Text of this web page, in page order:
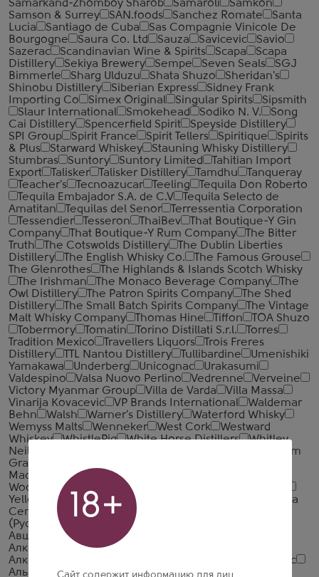
Samarkand-Zhomboy Sharob
Samaroli
Samkon
Samson & Surrey
SAN.foods Sanchez Romate
Santa
Lucia
Santiago de Cuba
Sas Compagnie Vinicole De
Bourgogne
Saura Co. Ltd Sauza Savicevic
Savio
Sazerac
Scandinavian Wine & Spirits Scapa
Scapa
Distillery
Sekiya Brewery Sempe Seven Seals
SGJ
Bimmerle
Sharg Ulduzu Shata Shuzo
Sheridan's
Shinobu Distillery
Siberian Express
Sidney Frank
Importing Co
Simex Original Singular Spirits
Sipsmith
Slaur International
Smokehead Sodiko N. V.
Song
Cai Distillery
Spencerfield Spirit
Speyside Distillery
SPI Group
Spirit France Spirit Tellers Spiritique
Spirits
& Plus
Starward Whiskey
Stauning Whisky Distillery
Stumbras
Suntory Suntory Limited
Tahitian Import
Export
Talisker Talisker Distillery Tamdhu
Tanqueray
Teacher's
Tecnoazucar Teeling
Tequila Don Roberto
Tequila Embajador S.A. de C.V
Tequila Selecto de
Amatitan
Tequilas del Senor
Terressentia Corporation
Tessendier
Tesseron ThaiBev
That Boutique-Y Gin
Company
That Boutique-Y Rum Company
The Bitter
Truth
The Cotswolds Distillery
The Dublin Liberties
Distillery
The English Whisky Co.
The Famous Grouse
The Glenrothes
The Highlands & Islands Scotch Whisky
The Irishman
The Monaco Beverage Company
The
Owl Distillery
The Patron Spirits Company
The Shed
Distillery
The Small Batch Spirits Company
The Vintage
Malt Whisky Company
Thomas Hine Tiffon
TOA Shuzo
Tobermory
Tomatin Torino Distillati S.r.l.
Torres
Tradition Mexico
Travellers Liquors
Trois Freres
Distillery
TTL Nantou Distillery Tullibardine
Umenishiki
Yamakawa
Underberg Unicognac
Urakasumi
Valdespino
Valsa Nuovo Perlino Vedrenne
Verveine
Victory Myanmar Group
Villa de Varda
Villa Massa
Vinarija Kovacevic
VP Brands International
Waldemar
Behn
Walsh Warner's Distillery
Waterford Whisky
Wemyss Malts
Wenneker West Cork
Westward
Whiskey
WhistlePig White Horse Distillers
Whitley
Neill
William
Grant & Sons
Macfarlane & Co.
William Peel
Woodford Reserve Distillery
Yellow Rose Distilling
Yoshino Spirits
Zacapa
Centenario
Zanin 1895
(Русский Шампанский Дом)
Авшарский винный завод
Алкогольная Промышленная Компания (АПК)
Алкогольная Сибирская Группа
Альфа Люкс
Альянс-1892
АПФ Фанагория Арагет Араратский
18+
Сайт содержит информацию для лиц